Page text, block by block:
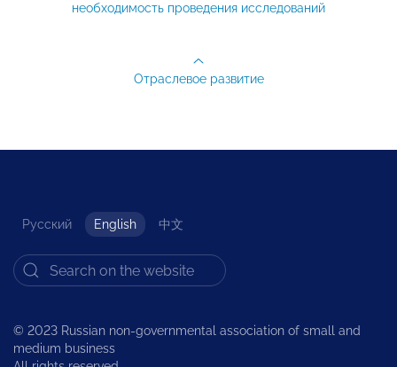
необходимость проведения исследований
Отраслевое развитие
Русский English 中文
© 2023 Russian non-governmental association of small and
medium business